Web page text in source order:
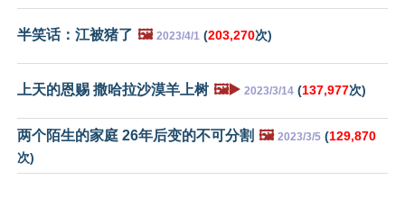
半笑话：江被猪了 🖼️ 2023/4/1 (203,270次)
上天的恩赐 撒哈拉沙漠羊上树 🖼️▶️ 2023/3/14 (137,977次)
两个陌生的家庭 26年后变的不可分割 🖼️ 2023/3/5 (129,870
次)